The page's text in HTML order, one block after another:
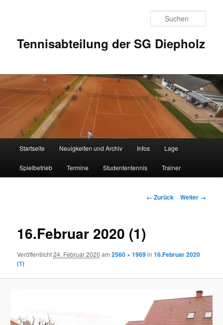
Tennisabteilung der SG Diepholz
Startseite Neuigkeiten und Archiv Infos Lage
Spielbetrieb Termine Studententennis Trainer
Bilder-
← Zurück Weiter →
16.Februar 2020 (1)
Veröffentlicht24. Februar 2020 am2560 × 1969in16.Februar 2020
(1)